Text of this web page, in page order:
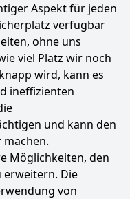
Aspekt für jeden
verfügbar
ohne uns
viel Platz wir noch
wird, kann es
ineffizienten
und kann den
Möglichkeiten, den
erweitern. Die
von